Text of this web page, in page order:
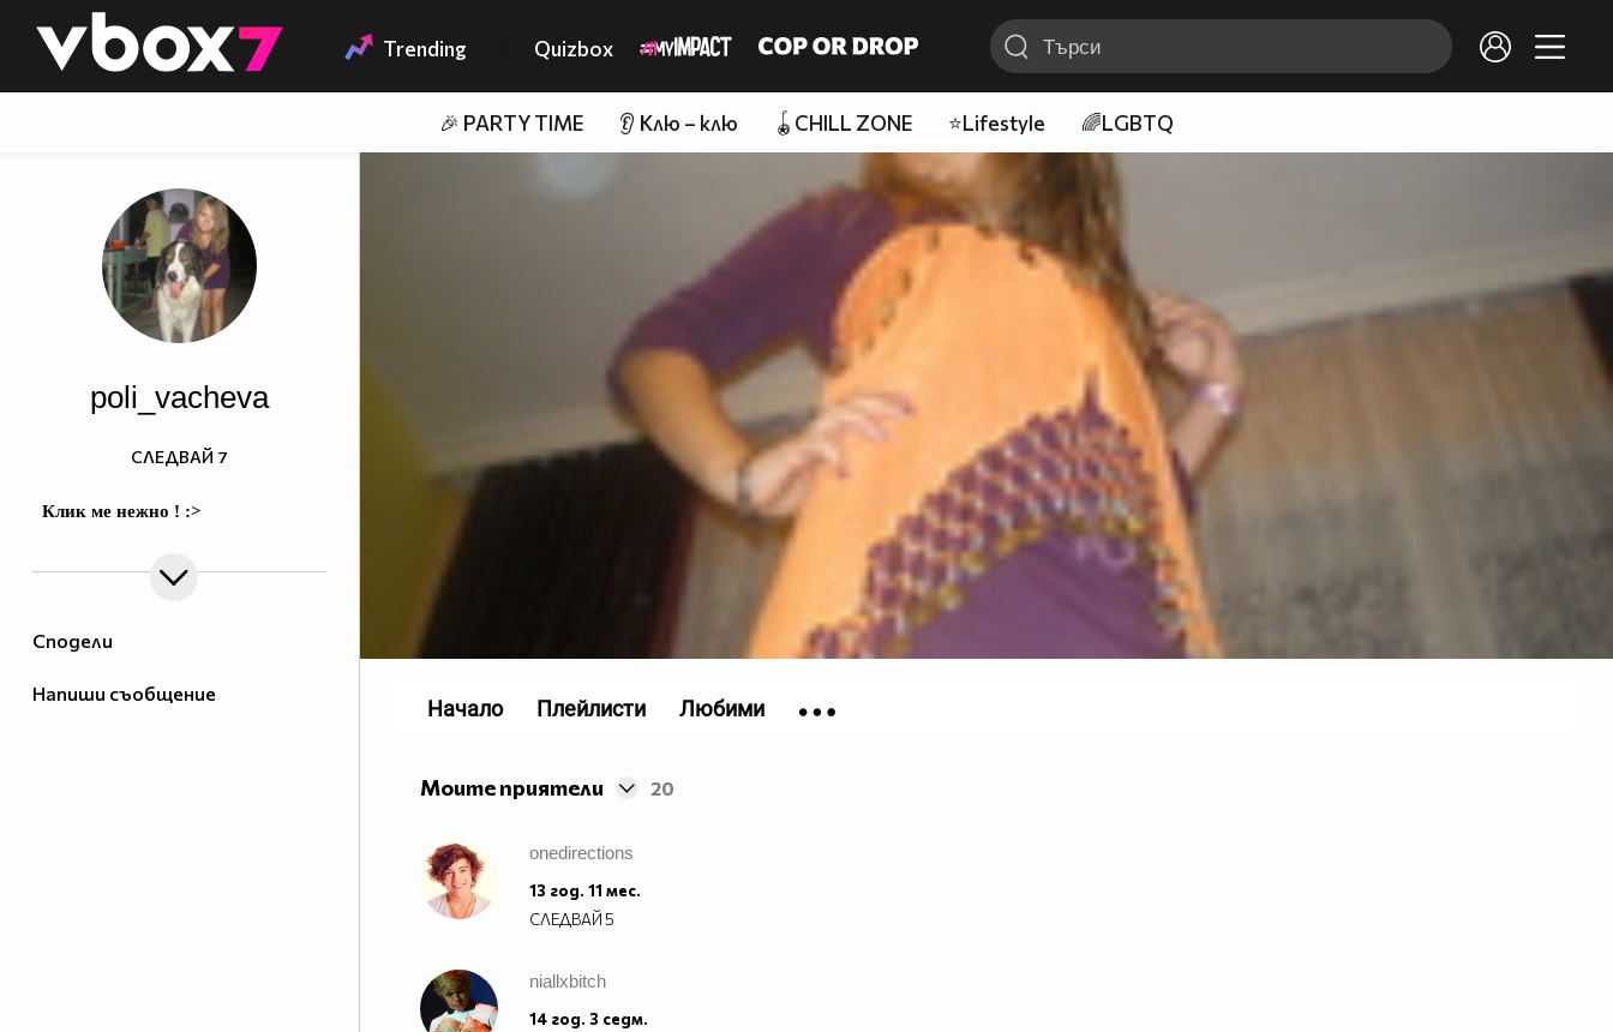
👾 Trending Quizbox
🎉 PARTY TIME 👂 Клю – клю 🪀CHILL ZONE ⭐Lifestyle 🌈LGBTQ
Сподели
Напиши съобщение
poli_vacheva
Клик ме нежно ! :>
СЛЕДВАЙ 7
Моите приятели 20
onedirections
13 год. 11 мес.
СЛЕДВАЙ5
niallxbitch
14 год. 3 седм.
Начало Плейлисти Любими